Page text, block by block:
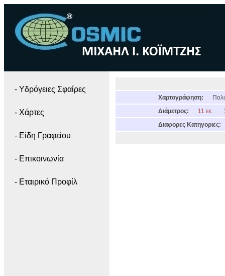
- Yδρόγειες Σφαίρες
- Χάρτες
- Είδη Γραφείου
- Επικοινωνία
- Εταιρικό Προφίλ
Χαρτογράφηση:
Διάμετρος:
11 εκ.
Διαφορες Κατηγοριες: